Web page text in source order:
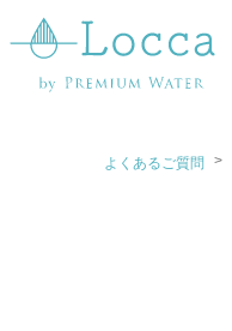
よくあるご質問 >